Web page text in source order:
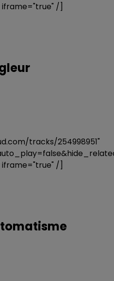
iframe="true" /]
tracks/254998951"
iframe="true" /]